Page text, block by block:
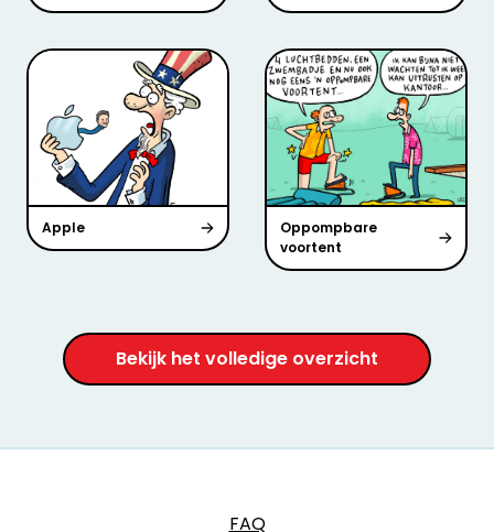
Apple
Oppompbare
voortent
Bekijk het volledige overzicht
FAQ